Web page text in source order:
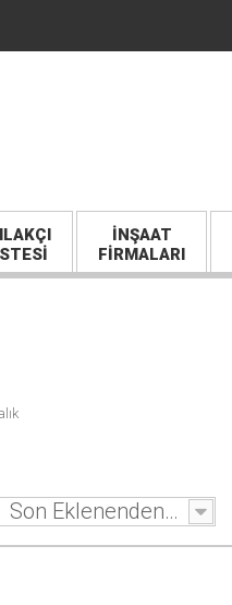
İNŞAAT
FİRMALARI
Son Eklenenden - Eskiye